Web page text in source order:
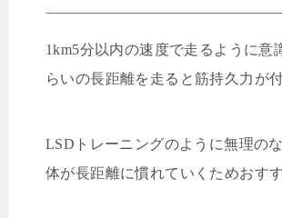
1km5分以内の速度で走るように意
らいの長距離を走ると筋持久力が
LSD トレーニングのように無理の
体が長距離に慣れていくためおすす